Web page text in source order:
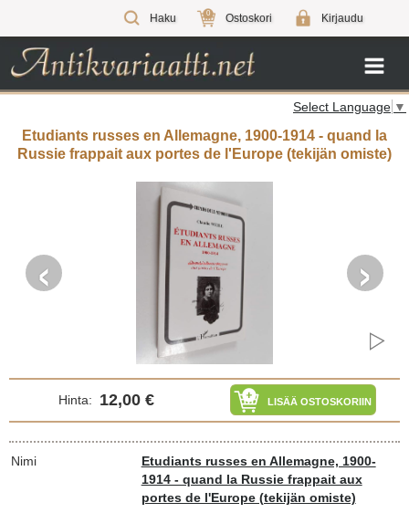
Haku 0 Ostoskori Kirjaudu
Select Language ▼
Etudiants russes en Allemagne, 1900-1914 - quand la
Russie frappait aux portes de l'Europe (tekijän omiste)
‹ ›
Hinta: 12,00 € LISÄÄ OSTOSKORIIN
Nimi
Etudiants russes en Allemagne, 1900-
1914 - quand la Russie frappait aux
portes de l'Europe (tekijän omiste)